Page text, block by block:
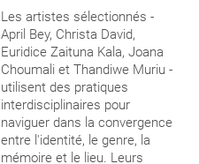
Les artistes sélectionnés -
April Bey, Christa David,
Euridice Zaituna Kala, Joana
Choumali et Thandiwe Muriu -
utilisent des pratiques
interdisciplinaires pour
naviguer dans la convergence
entre l'identité, le genre, la
mémoire et le lieu. Leurs